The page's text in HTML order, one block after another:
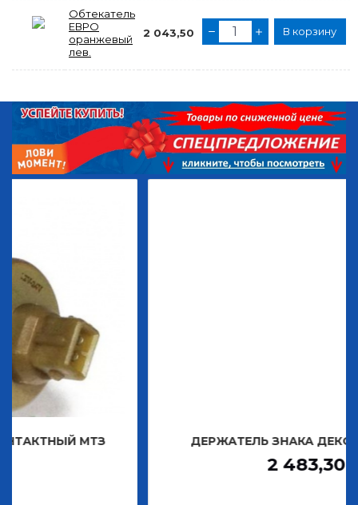
Обтекатель
ЕВРО
оранжевый
лев.
2 043,50 В корзину
МТЗ ДЕРЖАТЕЛЬ ЗНАКА
2 483,30 Р